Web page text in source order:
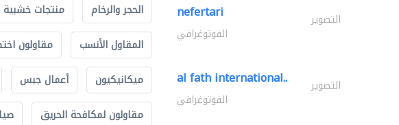
الحجر والرخام منتجات خشبية
المقاول الأنسب
مقاولون
ميكانيكيون
أعمال جبس
مقاولون لمكافحة الحريق
nefertari التصوير
الفوتوغرافي
al fath international.. التصوير
الفوتوغرافي